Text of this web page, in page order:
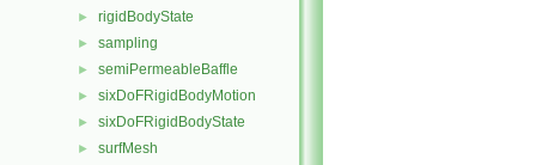
► rigidBodyState
► sampling
► semiPermeableBaffle
► sixDoFRigidBodyMotion
► sixDoFRigidBodyState
► surfMesh